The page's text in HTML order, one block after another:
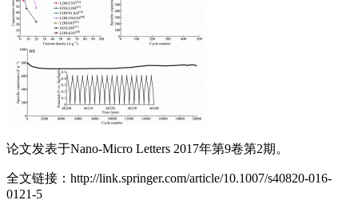
论文发表于Nano-Micro Letters 2017年第9卷第2期。
全文链接：http://link.springer.com/article/10.1007/s40820-016-
0121-5